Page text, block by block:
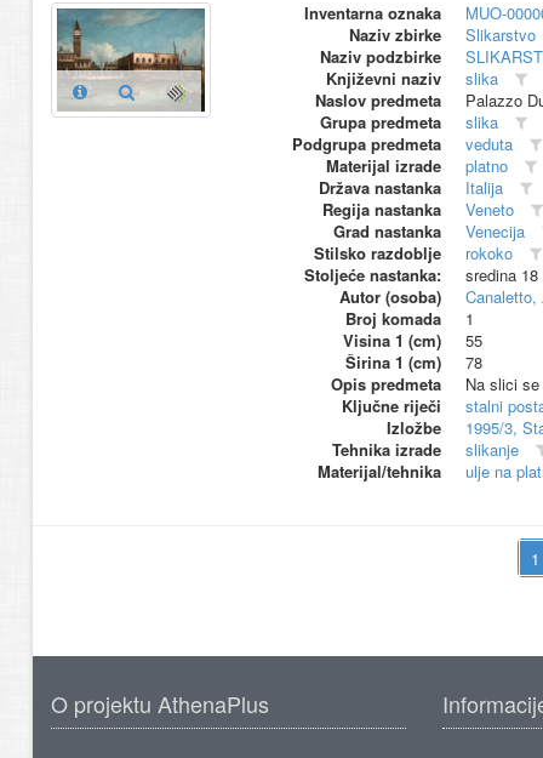
Inventarna oznaka
MUO-
Naziv zbirke
Slikarstvo
Naziv podzbirke
Književni naziv
slika
Naslov predmeta
Palazzo
Grupa predmeta
slika
Podgrupa predmeta
veduta
Materijal izrade
platno
Država nastanka
Italija
Regija nastanka
Veneto
Grad nastanka
Venecija
Stilsko razdoblje
rokoko
Stoljeće nastanka:
sredina 18
Autor (osoba)
Canaletto,
Broj komada
1
Visina 1 (cm)
55
Širina 1 (cm)
78
Opis predmeta
Na slici
Ključne riječi
stalni
Izložbe
1995/3,
Tehnika izrade
slikanje
Materijal/tehnika
ulje na
O projektu AthenaPlus